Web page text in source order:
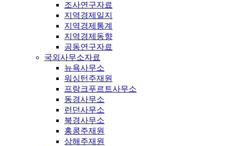
조사연구자료
지역경제일지
지역경제통계
지역경제동향
공동연구자료
국외사무소자료
뉴욕사무소
워싱턴주재원
프랑크푸르트사무소
동경사무소
런던사무소
북경사무소
홍콩주재원
상해주재원